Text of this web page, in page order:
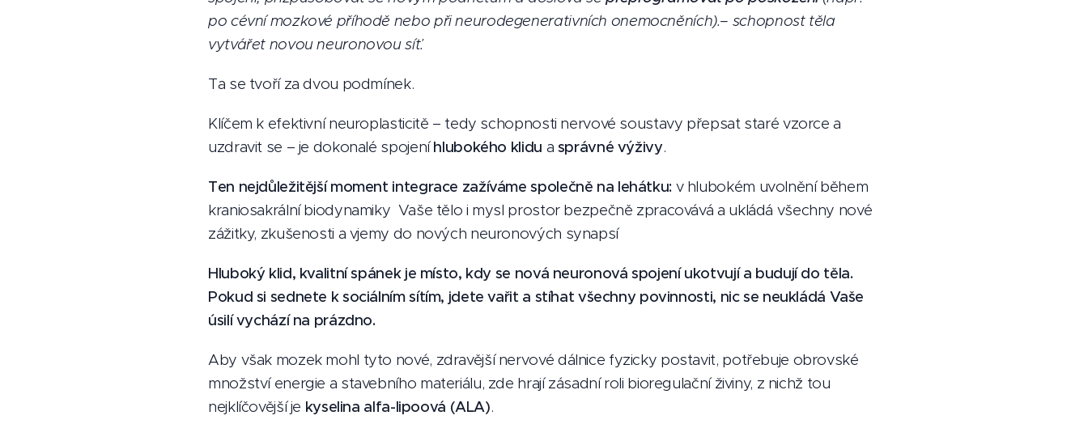
po cévní mozkové příhodě nebo při neurodegenerativních onemocněních).– schopnost těla
vytvářet novou neuronovou síť.
Ta se tvoří za dvou podmínek.
Klíčem k efektivní neuroplasticitě – tedy schopnosti nervové soustavy přepsat staré vzorce a
uzdravit se – je dokonalé spojeníhlubokého klidu a správné výživy.
Ten nejdůležitější moment integrace zažíváme společně na lehátku:v hlubokém uvolnění během
kraniosakrální biodynamiky Vaše tělo i mysl prostor bezpečně zpracovává a ukládá všechny nové
zážitky, zkušenosti a vjemy do nových neuronových synapsí
Hluboký klid, kvalitní spánek je místo, kdy se nová neuronová spojení ukotvují a budují do těla.
Pokud si sednete k sociálním sítím, jdete vařit a stíhat všechny povinnosti, nic se neukládá Vaše
úsilí vychází na prázdno.
Aby však mozek mohl tyto nové, zdravější nervové dálnice fyzicky postavit, potřebuje obrovské
množství energie a stavebního materiálu, zde hrají zásadní roli bioregulační živiny, z nichž tou
nejklíčovější je kyselina alfa-lipoová (ALA).